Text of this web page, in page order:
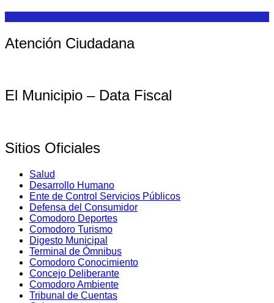
Atención Ciudadana
El Municipio – Data Fiscal
Sitios Oficiales
Salud
Desarrollo Humano
Ente de Control Servicios Públicos
Defensa del Consumidor
Comodoro Deportes
Comodoro Turismo
Digesto Municipal
Terminal de Ómnibus
Comodoro Conocimiento
Concejo Deliberante
Comodoro Ambiente
Tribunal de Cuentas